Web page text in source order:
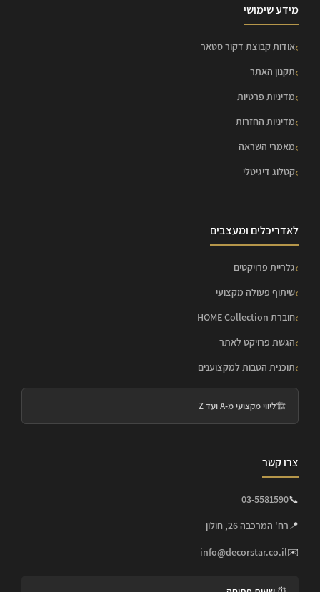
מידע שימושי
אודות קבוצת דקור סטאר
תקנון האתר
מדיניות פרטיות
מדיניות החזרות
מאמרי השראה
קטלוג דיגיטלי
לאדריכלים ומעצבים
גלריית פרויקטים
שיתוף פעולה מקצועי
חוברת HOME Collection
הגשת פרויקט לאתר
תוכנית הטבות למקצוענים
🏗️ליווי מקצועי מ-A ועד Z
צרו קשר
📞
03-5581590
📍רח' המרכבה 26, חולון
✉️
info@decorstar.co.il